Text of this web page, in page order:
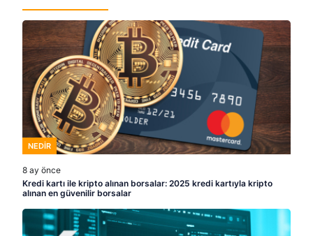
NEDIR
8 ay önce
Kredi kartı ile kripto alınan borsalar: 2025 kredi kartıyla kripto
alınan en güvenilir borsalar